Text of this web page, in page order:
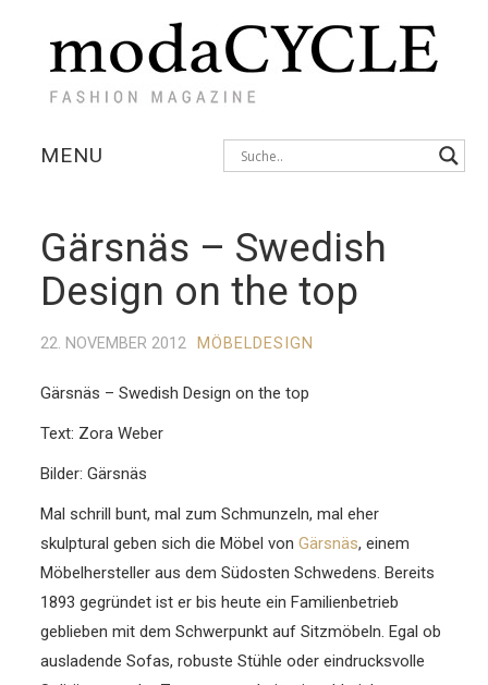
MENU
AUSSTELLUNGEN
FOTOSTRECKEN
Gärsnäs – Swedish
Design on the top
22. NOVEMBER 2012 MÖBELDESIGN
Gärsnäs – Swedish Design on the top
Text: Zora Weber
Bilder: Gärsnäs
Mal schrill bunt, mal zum Schmunzeln, mal eher
skulptural geben sich die Möbel vonGärsnäs, einem
Möbelhersteller aus dem Südosten Schwedens. Bereits
1893 gegründet ist er bis heute ein Familienbetrieb
geblieben mit dem Schwerpunkt auf Sitzmöbeln.Egal ob
ausladende Sofas, robuste Stühle oder eindrucksvolle